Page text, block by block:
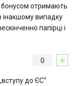
бонусом отримають
інакшому випадку
папірці і
+
0
до ЄС“